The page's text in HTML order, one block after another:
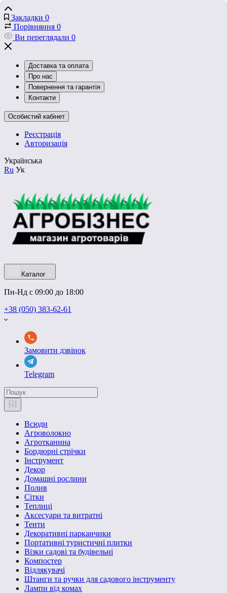
Закладки 0
Порівняння 0
Ви переглядали 0
Доставка та оплата
Про нас
Повернення та гарантія
Контакти
Особистий кабінет
Реєстрація
Авторизація
Українська
Ru Ук
Каталог
Пн-Нд с 09:00 до 18:00
+38 (050) 383-62-61
Замовити дзвінок
Telegram
Всюди
Агроволокно
Агротканина
Бордюрні стрічки
Інструмент
Декор
Домашні рослини
Полив
Сітки
Теплиці
Аксесуари та витратні
Тенти
Декоративні парканчики
Портативні туристичні плитки
Візки садові та будівельні
Компостер
Відлякувачі
Штанги та ручки для садового інструменту
Лампи від комах